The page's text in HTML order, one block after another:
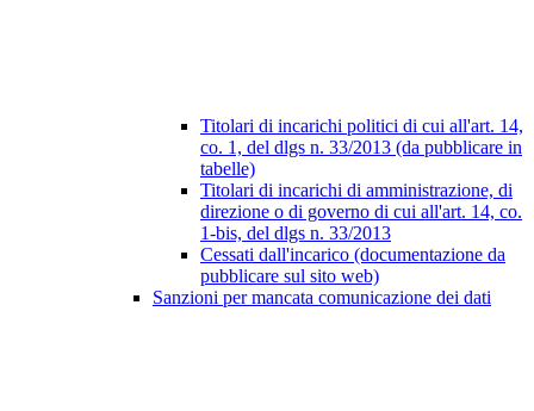
Titolari di incarichi politici di cui all'art. 14,
co. 1, del dlgs n. 33/2013 (da pubblicare in
tabelle)
Titolari di incarichi di amministrazione, di
direzione o di governo di cui all'art. 14, co.
1-bis, del dlgs n. 33/2013
Cessati dall'incarico (documentazione da
pubblicare sul sito web)
Sanzioni per mancata comunicazione dei dati